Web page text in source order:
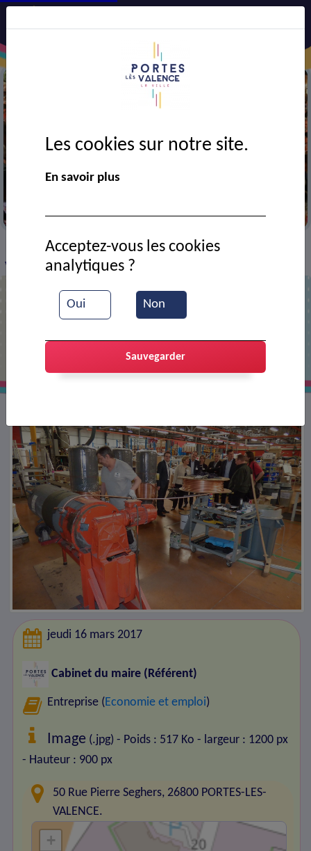
> VIE MUNICIPALE > Ressources documentaires
Visite de SOFATH
jeudi 16 mars 2017
Cabinet du maire (Référent)
Entreprise ( Economie et emploi)
Image (.jpg) - Poids : 517 Ko - largeur : 1200 px
- Hauteur : 900 px
50 Rue Pierre Seghers, 26800 PORTES-LES-
VALENCE.
+
Les cookies sur notre site.
En savoir plus
Oui Non
Acceptez-vous les cookies
analytiques ?
Sauvegarder